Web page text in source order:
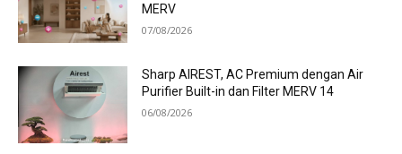
MERV
07/08/2026
Sharp AIREST, AC Premium dengan Air
Purifier Built-in dan Filter MERV 14
06/08/2026